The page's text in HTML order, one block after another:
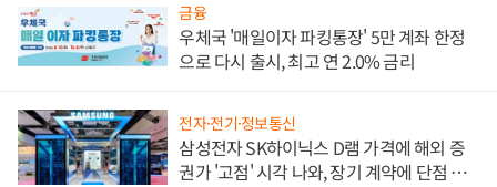
금융
우체국 '매일이자 파킹통장' 5만 계좌 한정
으로 다시 출시, 최고 연 2.0% 금리
전자·전기·정보통신
삼성전자 SK하이닉스 D램 가격에 해외 증
권가 '고점' 시각 나와, 장기 계약에 단점 부